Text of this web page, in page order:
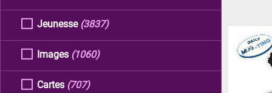
Jeunesse (3837)
Images (1060)
Cartes (707)